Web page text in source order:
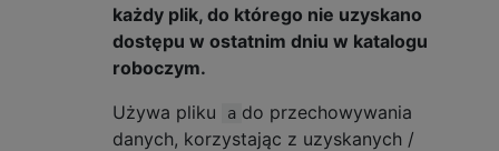
każdy plik, do którego nie uzyskano
dostępu w ostatnim dniu w katalogu
roboczym.
Używa pliku
a do przechowywania
danych, korzystając z uzyskanych /